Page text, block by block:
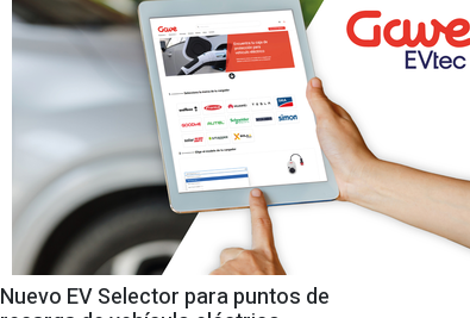
Nuevo EV Selector para puntos de